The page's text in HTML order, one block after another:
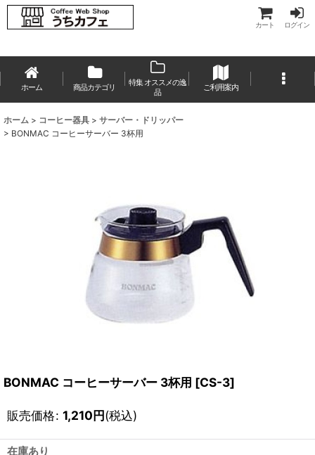
カート ログイン
ホーム 商品カテゴリ
特集 オススメの逸
品
ご利用案内
ホーム > コーヒー器具 > サーバー・ドリッパー
> BONMAC コーヒーサーバー 3杯用
BONMAC コーヒーサーバー 3杯用 [CS-3]
販売価格: 1,210円(税込)
在庫あり